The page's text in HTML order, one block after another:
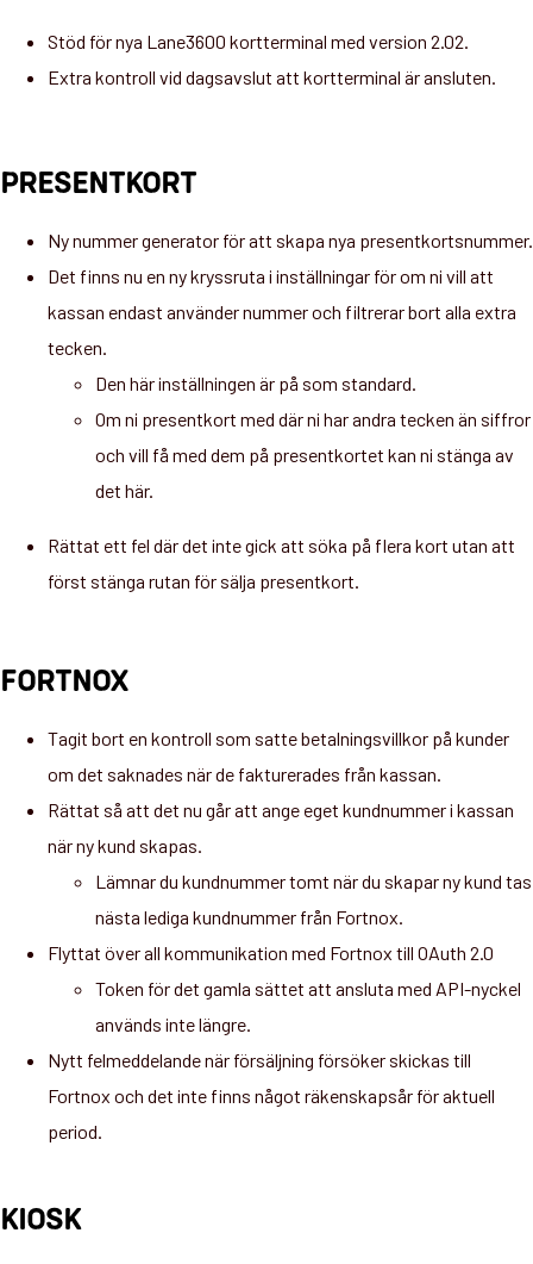
Stöd för nya Lane3600 kortterminal med version 2.02.
Extra kontroll vid dagsavslut att kortterminal är ansluten.
PRESENTKORT
Ny nummer generator för att skapa nya presentkortsnummer.
Det finns nu en ny kryssruta i inställningar för om ni vill att
kassan endast använder nummer och filtrerar bort alla extra
tecken.
Den här inställningen är på som standard.
Om ni presentkort med där ni har andra tecken än siffror
och vill få med dem på presentkortet kan ni stänga av
det här.
Rättat ett fel där det inte gick att söka på flera kort utan att
först stänga rutan för sälja presentkort.
FORTNOX
Tagit bort en kontroll som satte betalningsvillkor på kunder
om det saknades när de fakturerades från kassan.
Rättat så att det nu går att ange eget kundnummer i kassan
när ny kund skapas.
Lämnar du kundnummer tomt när du skapar ny kund tas
nästa lediga kundnummer från Fortnox.
Flyttat över all kommunikation med Fortnox till OAuth 2.0
Token för det gamla sättet att ansluta med API-nyckel
används inte längre.
Nytt felmeddelande när försäljning försöker skickas till
Fortnox och det inte finns något räkenskapsår för aktuell
period.
KIOSK